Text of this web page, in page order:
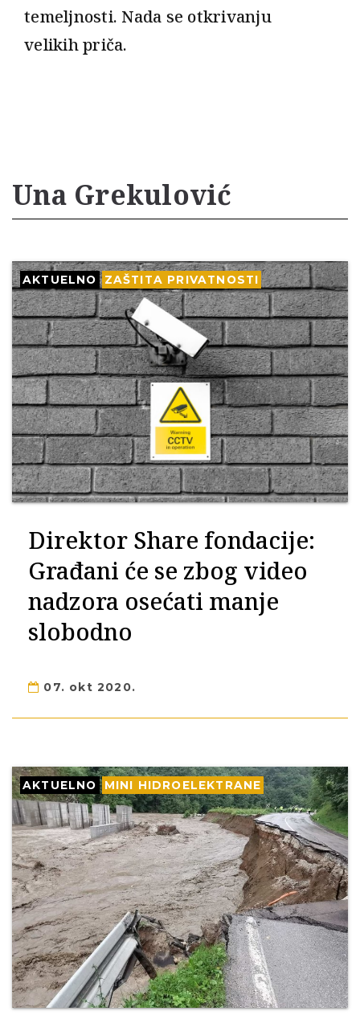
temeljnosti. Nada se otkrivanju
velikih priča.
Una Grekulović
AKTUELNO ZAŠTITA PRIVATNOSTI
Direktor Share fondacije:
Građani će se zbog video
nadzora osećati manje
slobodno
07. okt 2020.
AKTUELNO MINI HIDROELEKTRANE